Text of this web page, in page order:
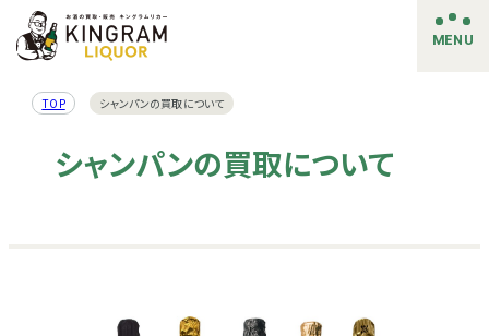
MENU
TOP シャンパンの買取について
シャンパンの買取について